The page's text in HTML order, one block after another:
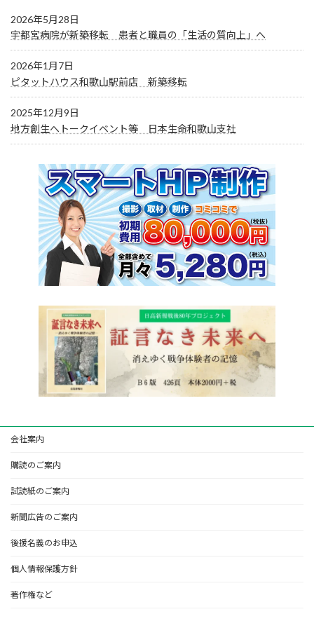
2026年5月28日
宇都宮病院が新築移転 患者と職員の「生活の質向上」へ
2026年1月7日
ピタットハウス和歌山駅前店 新築移転
2025年12月9日
地方創生へトークイベント等 日本生命和歌山支社
会社案内
購読のご案内
試読紙のご案内
新聞広告のご案内
後援名義のお申込
個人情報保護方針
著作権など